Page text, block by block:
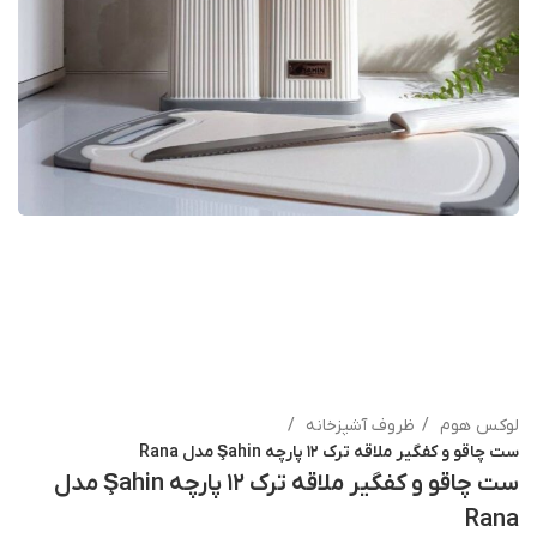
لوکس هوم
ظروف آشپزخانه
ست چاقو و کفگیر ملاقه ترک ۱۲ پارچه Şahin مدل Rana
ست چاقو و کفگیر ملاقه ترک ۱۲ پارچه Şahin مدل
Rana